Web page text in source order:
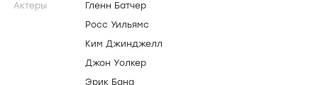
Актеры
Гленн Батчер
Росс Уильямс
Ким Джинджелл
Джон Уолкер
Эрик Бана